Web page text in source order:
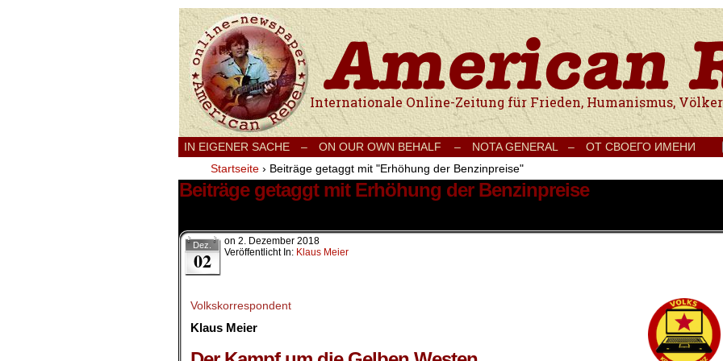
Internationale Onlinezeitung für Frieden, Humanismus, Völkerverständigung und
IN EIGENER SACHE – ON OUR OWN BEHALF – NOTA GENERAL – ОТ СВОЕГО ИМЕНИ
Startseite › Beiträge getaggt mit "Erhöhung der Benzinpreise"
Beiträge getaggt mit Erhöhung der Benzinpreise
Dez.
02
on 2. Dezember 2018
Veröffentlicht In: Klaus Meier
Volkskorrespondent
Klaus Meier